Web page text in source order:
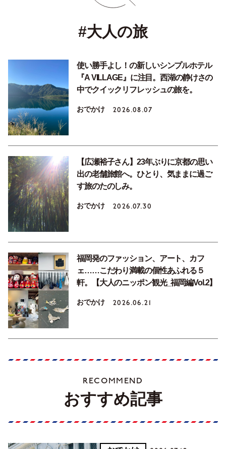
#大人の旅
使い勝手よし！の新しいシンプルホテル
『A VILLAGE』に注目。西湖の静けさの
中でクイックリフレッシュの旅を。
おでかけ 2026.08.07
【広瀬裕子さん】23年ぶりに京都の思い
出の老舗旅館へ。ひとり、気ままに過ご
す旅のたのしみ。
おでかけ 2026.07.30
福岡発のファッション、アート、カフ
ェ……こだわり満載の個性あふれる５
軒。【大人のニッポン観光_福岡編Vol.2】
おでかけ 2026.06.21
RECOMMEND
おすすめ記事